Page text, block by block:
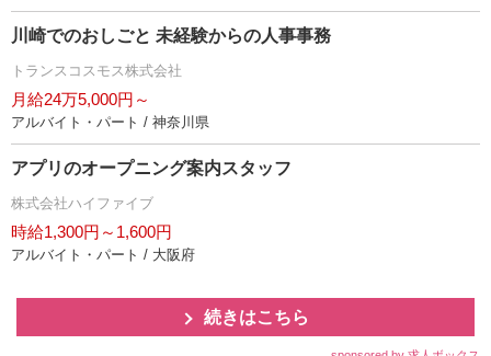
川崎でのおしごと 未経験からの人事事務
トランスコスモス株式会社
月給24万5,000円～
アルバイト・パート / 神奈川県
アプリのオープニング案内スタッフ
株式会社ハイファイブ
時給1,300円～1,600円
アルバイト・パート / 大阪府
続きはこちら